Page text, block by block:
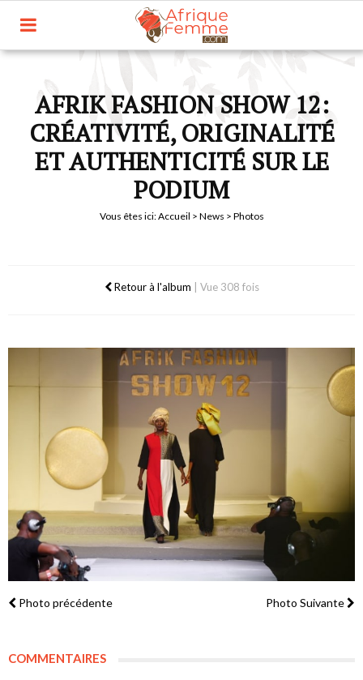
AFRIK FASHION SHOW 12:
CRÉATIVITÉ, ORIGINALITÉ
ET AUTHENTICITÉ SUR LE
PODIUM
Vous êtes ici:Accueil > News > Photos
Retour à l'album Vue 308 fois
Photo précédente Photo Suivante
COMMENTAIRES